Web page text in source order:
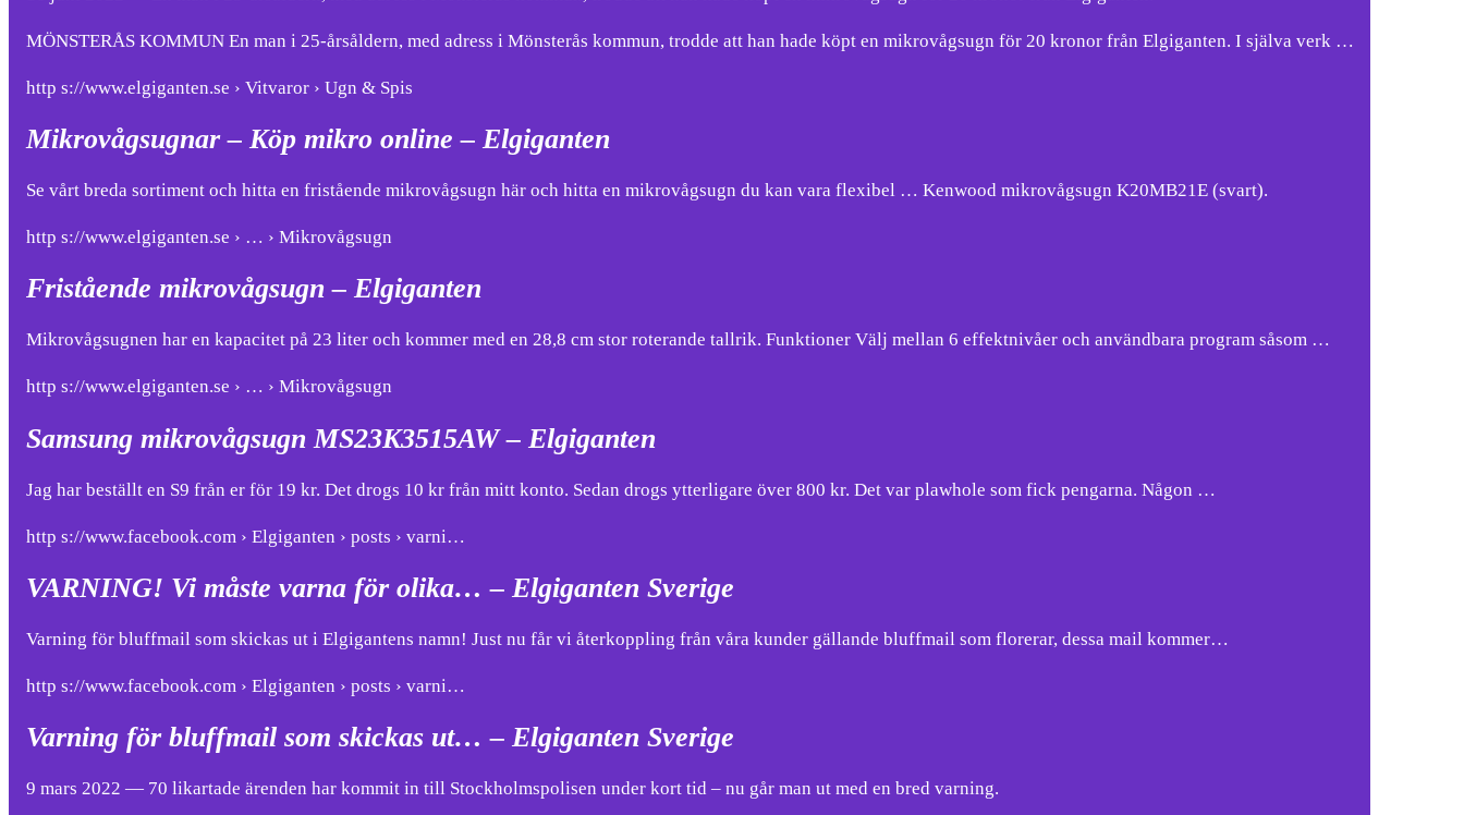
MÖNSTERÅS KOMMUN En man i 25-årsåldern, med adress i Mönsterås kommun, trodde att han hade köpt en mikrovågsugn för 20 kronor från Elgiganten. I själva verk …
http s://www.elgiganten.se › Vitvaror › Ugn & Spis
Mikrovågsugnar – Köp mikro online – Elgiganten
Se vårt breda sortiment och hitta en fristående mikrovågsugn här och hitta en mikrovågsugn du kan vara flexibel … Kenwood mikrovågsugn K20MB21E (svart).
http s://www.elgiganten.se › … › Mikrovågsugn
Fristående mikrovågsugn – Elgiganten
Mikrovågsugnen har en kapacitet på 23 liter och kommer med en 28,8 cm stor roterande tallrik. Funktioner Välj mellan 6 effektnivåer och användbara program såsom …
http s://www.elgiganten.se › … › Mikrovågsugn
Samsung mikrovågsugn MS23K3515AW – Elgiganten
Jag har beställt en S9 från er för 19 kr. Det drogs 10 kr från mitt konto. Sedan drogs ytterligare över 800 kr. Det var plawhole som fick pengarna. Någon …
http s://www.facebook.com › Elgiganten › posts › varni…
VARNING! Vi måste varna för olika… – Elgiganten Sverige
Varning för bluffmail som skickas ut i Elgigantens namn! Just nu får vi återkoppling från våra kunder gällande bluffmail som florerar, dessa mail kommer…
http s://www.facebook.com › Elgiganten › posts › varni…
Varning för bluffmail som skickas ut… – Elgiganten Sverige
9 mars 2022 — 70 likartade ärenden har kommit in till Stockholmspolisen under kort tid – nu går man ut med en bred varning.